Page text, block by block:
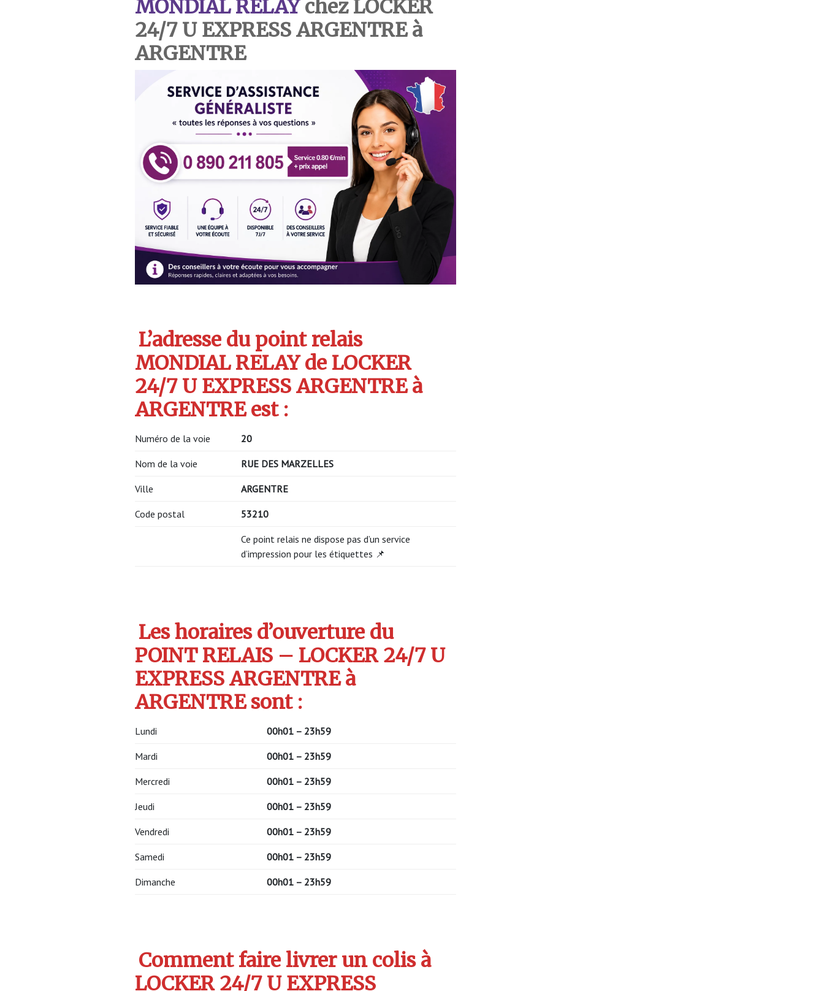
MONDIAL RELAYchez LOCKER
24/7 U EXPRESS ARGENTRE à
ARGENTRE
L’adresse du point relais
MONDIAL RELAY de LOCKER
24/7 U EXPRESS ARGENTRE à
ARGENTRE est :
Numéro de la voie 20
Nom de la voie RUE DES MARZELLES
Ville ARGENTRE
Code postal 53210
Ce point relais ne dispose pas d’un service
d’impression pour les étiquettes 📌
Les horaires d’ouverture du
POINT RELAIS – LOCKER 24/7 U
EXPRESS ARGENTRE à
ARGENTRE sont :
Lundi 00h01 – 23h59
Mardi 00h01 – 23h59
Mercredi 00h01 – 23h59
Jeudi 00h01 – 23h59
Vendredi 00h01 – 23h59
Samedi 00h01 – 23h59
Dimanche 00h01 – 23h59
Comment faire livrer un colis à
LOCKER 24/7 U EXPRESS